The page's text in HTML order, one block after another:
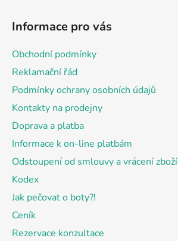
Informace pro vás
Obchodní podmínky
Reklamační řád
Podmínky ochrany osobních údajů
Kontakty na prodejny
Doprava a platba
Informace k on-line platbám
Odstoupení od smlouvy a vrácení zboží
Kodex
Jak pečovat o boty?!
Ceník
Rezervace konzultace